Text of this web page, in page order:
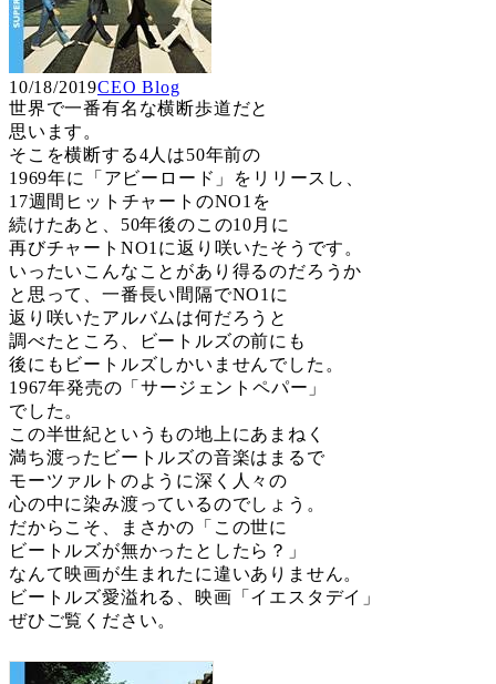
10/18/2019CEO Blog
世界で一番有名な横断歩道だと
思います。
そこを横断する4人は50年前の
1969年に「アビーロード」をリリースし、
17週間ヒットチャートのNO1を
続けたあと、50年後のこの10月に
再びチャートNO1に返り咲いたそうです。
いったいこんなことがあり得るのだろうか
と思って、一番長い間隔でNO1に
返り咲いたアルバムは何だろうと
調べたところ、ビートルズの前にも
後にもビートルズしかいませんでした。
1967年発売の「サージェントペパー」
でした。
この半世紀というもの地上にあまねく
満ち渡ったビートルズの音楽はまるで
モーツァルトのように深く人々の
心の中に染み渡っているのでしょう。
だからこそ、まさかの「この世に
ビートルズが無かったとしたら？」
なんて映画が生まれたに違いありません。
ビートルズ愛溢れる、映画「イエスタデイ」
ぜひご覧ください。